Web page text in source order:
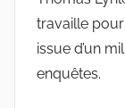
travaille
issue d’un
enquêtes.